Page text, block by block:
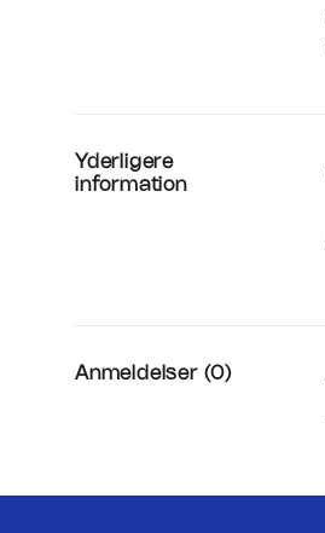
Yderligere
information
Anmeldelser (0)